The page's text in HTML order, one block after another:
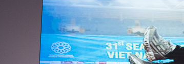
교직원현황
학생현황
성과평가자료